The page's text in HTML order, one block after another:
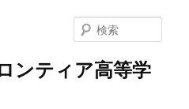
ンティア高等学
索